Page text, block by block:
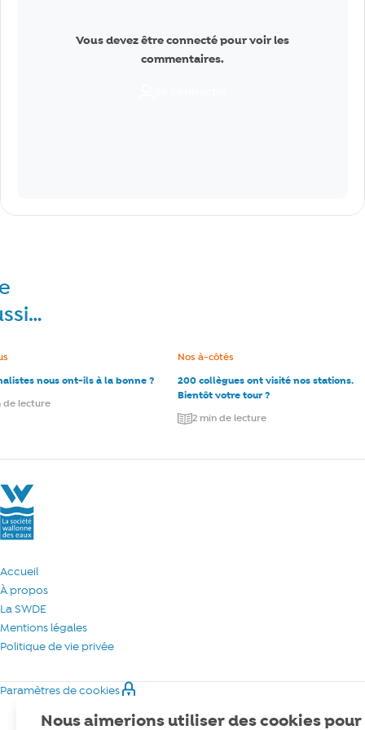
Vous devez être connecté pour voir les
commentaires.
nous ont-ils à la bonne ?
:
de lecture
200 collègues ont visité nos stations.
Bientôt votre tour ?
Catégorie :
Nos à-côtés
2 min de lecture
La Société Wallonne des Eaux
Accueil
À propos
La SWDE
Mentions légales
Politique de vie privée
Paramètres de cookies
Nous aimerions utiliser des cookies pour